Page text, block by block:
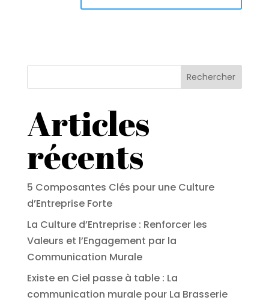
Rechercher
Articles
récents
5 Composantes Clés pour une Culture
d’Entreprise Forte
La Culture d’Entreprise : Renforcer les
Valeurs et l’Engagement par la
Communication Murale
Existe en Ciel passe à table : La
communication murale pour La Brasserie